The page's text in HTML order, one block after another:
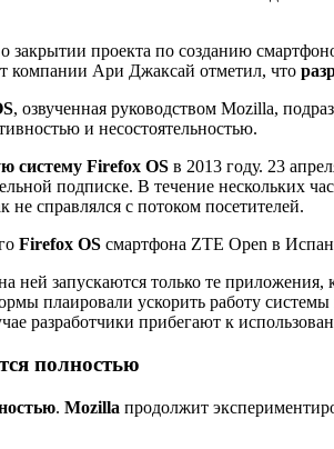
закрытии проекта по созданию
компании Ари Джаксай отметил, что
, озвученная руководством Mozilla,
и несостоятельностью.
систему Firefox OS в 2013 году. 23
подписке. В течение нескольких
не справлялся с потоком посетителей.
Firefox OS смартфона ZTE Open в
ней запускаются только те приложения,
плаировали ускорить работу
разработчики прибегают к
полностью
. Mozilla продолжит